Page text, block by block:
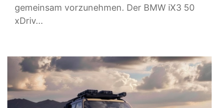
gemeinsam vorzunehmen. Der BMW iX3 50
xDriv...